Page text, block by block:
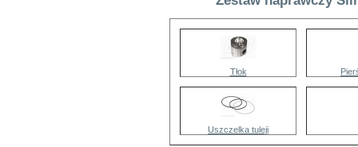
Tłok
Uszczelka tuleji